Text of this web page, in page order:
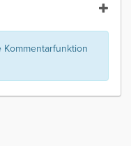
Kommentarfunktion